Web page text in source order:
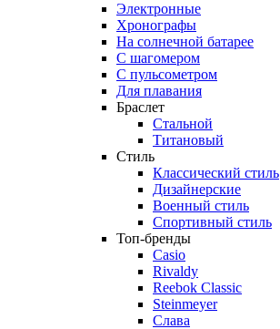
Электронные
Хронографы
На солнечной батарее
С шагомером
С пульсометром
Для плавания
Браслет
Стальной
Титановый
Стиль
Классический стиль
Дизайнерские
Военный стиль
Спортивный стиль
Топ-бренды
Casio
Rivaldy
Reebok Classic
Steinmeyer
Слава